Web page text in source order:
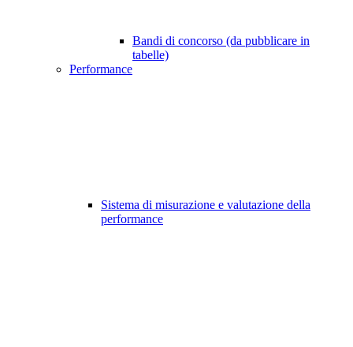
Bandi di concorso (da pubblicare in
tabelle)
Performance
Sistema di misurazione e valutazione della
performance